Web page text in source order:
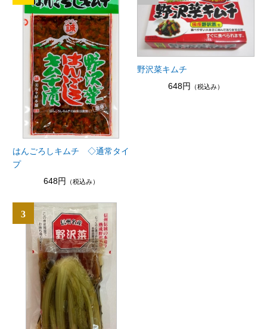
はんごろしキムチ ◇通常タイ
プ
648円
（税込み）
野沢菜キムチ
648円
（税込み）
3